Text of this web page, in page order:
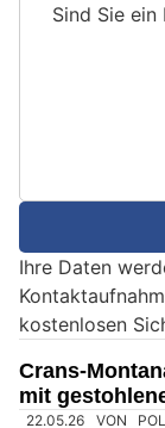
Sind Sie
e
i
n
e
n
Ihre Daten
kostenlosen
Crans-
mit